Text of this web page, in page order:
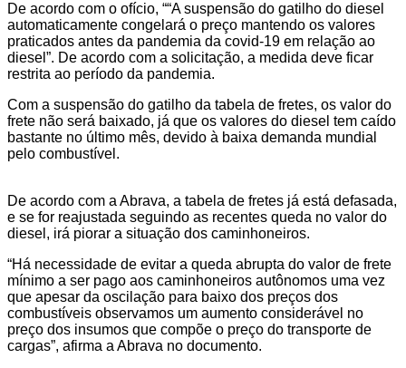
De acordo com o ofício, ““A suspensão do gatilho do diesel
automaticamente congelará o preço mantendo os valores
praticados antes da pandemia da covid-19 em relação ao
diesel”. De acordo com a solicitação, a medida deve ficar
restrita ao período da pandemia.
Com a suspensão do gatilho da tabela de fretes, os valor do
frete não será baixado, já que os valores do diesel tem caído
bastante no último mês, devido à baixa demanda mundial
pelo combustível.
De acordo com a Abrava, a tabela de fretes já está defasada,
e se for reajustada seguindo as recentes queda no valor do
diesel, irá piorar a situação dos caminhoneiros.
“Há necessidade de evitar a queda abrupta do valor de frete
mínimo a ser pago aos caminhoneiros autônomos uma vez
que apesar da oscilação para baixo dos preços dos
combustíveis observamos um aumento considerável no
preço dos insumos que compõe o preço do transporte de
cargas”, afirma a Abrava no documento.